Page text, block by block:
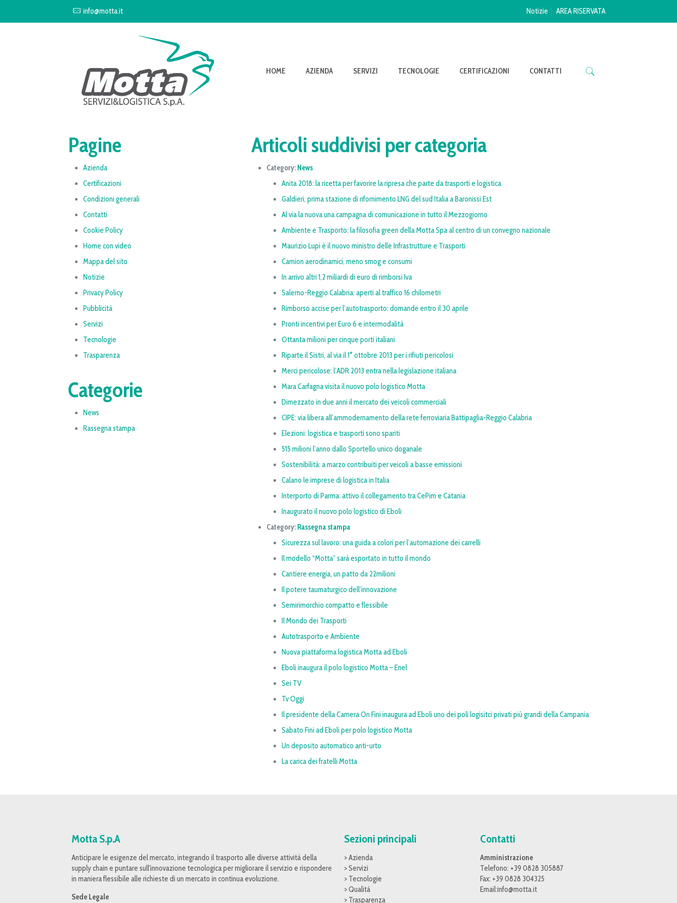
info@motta.it Notizie AREA RISERVATA
HOME AZIENDA SERVIZI TECNOLOGIE CERTIFICAZIONI CONTATTI
Pagine
Azienda
Certificazioni
Condizioni generali
Contatti
Cookie Policy
Home con video
Mappa del sito
Notizie
Privacy Policy
Pubblicità
Servizi
Tecnologie
Trasparenza
Categorie
News
Rassegna stampa
Articoli suddivisi per categoria
Category: News
Anita 2018: la ricetta per favorire la ripresa che parte da trasporti e logistica
Galdieri, prima stazione di rifornimento LNG del sud Italia a Baronissi Est
Al via la nuova una campagna di comunicazione in tutto il Mezzogiorno
Ambiente e Trasporto: la filosofia green della Motta Spa al centro di un convegno nazionale
Maurizio Lupi è il nuovo ministro delle Infrastrutture e Trasporti
Camion aerodinamici, meno smog e consumi
In arrivo altri 1,2 miliardi di euro di rimborsi Iva
Salerno-Reggio Calabria: aperti al traffico 16 chilometri
Rimborso accise per l’autotrasporto: domande entro il 30 aprile
Pronti incentivi per Euro 6 e intermodalità
Ottanta milioni per cinque porti italiani
Riparte il Sistri, al via il 1° ottobre 2013 per i rifiuti pericolosi
Merci pericolose: l’ADR 2013 entra nella legislazione italiana
Mara Carfagna visita il nuovo polo logistico Motta
Dimezzato in due anni il mercato dei veicoli commerciali
CIPE: via libera all’ammodernamento della rete ferroviaria Battipaglia-Reggio Calabria
Elezioni: logistica e trasporti sono spariti
515 milioni l’anno dallo Sportello unico doganale
Sostenibilità: a marzo contribuiti per veicoli a basse emissioni
Calano le imprese di logistica in Italia
Interporto di Parma: attivo il collegamento tra CePim e Catania
Inaugurato il nuovo polo logistico di Eboli
Category: Rassegna stampa
Sicurezza sul lavoro: una guida a colori per l’automazione dei carrelli
Il modello “Motta” sarà esportato in tutto il mondo
Cantiere energia, un patto da 22milioni
Il potere taumaturgico dell’innovazione
Semirimorchio compatto e flessibile
Il Mondo dei Trasporti
Autotrasporto e Ambiente
Nuova piattaforma logistica Motta ad Eboli
Eboli inaugura il polo logistico Motta – Enel
Sei TV
Tv Oggi
Il presidente della Camera On Fini inaugura ad Eboli uno dei poli logisitci privati più grandi della Campania
Sabato Fini ad Eboli per polo logistico Motta
Un deposito automatico anti-urto
La carica dei fratelli Motta
Motta S.p.A
Anticipare le esigenze del mercato, integrando il trasporto alle diverse attività della
supply chain e puntare sull'innovazione tecnologica per migliorare il servizio e rispondere
in maniera flessibile alle richieste di un mercato in continua evoluzione.
Sede Legale
Sezioni principali
> Azienda
> Servizi
> Tecnologie
> Qualità
> Trasparenza
Contatti
Amministrazione
Telefono: +39 0828 305887
Fax: +39 0828 304325
Email:info@motta.it